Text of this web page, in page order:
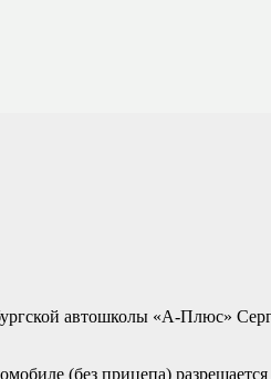
автошколы «А-Плюс»
(без прицепа)